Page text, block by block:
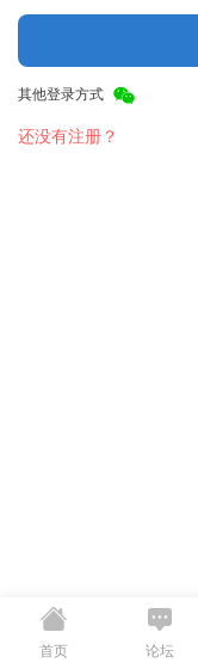
其他登录方式
还没有注册？
首页 论坛